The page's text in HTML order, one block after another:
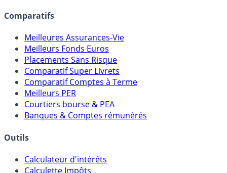
assureurs, sociétés de gestion, CGP, etc.
Comparatifs
Meilleures Assurances-Vie
Meilleurs Fonds Euros
Placements Sans Risque
Comparatif Super Livrets
Comparatif Comptes à Terme
Meilleurs PER
Banques & Comptes rémunérés
Outils